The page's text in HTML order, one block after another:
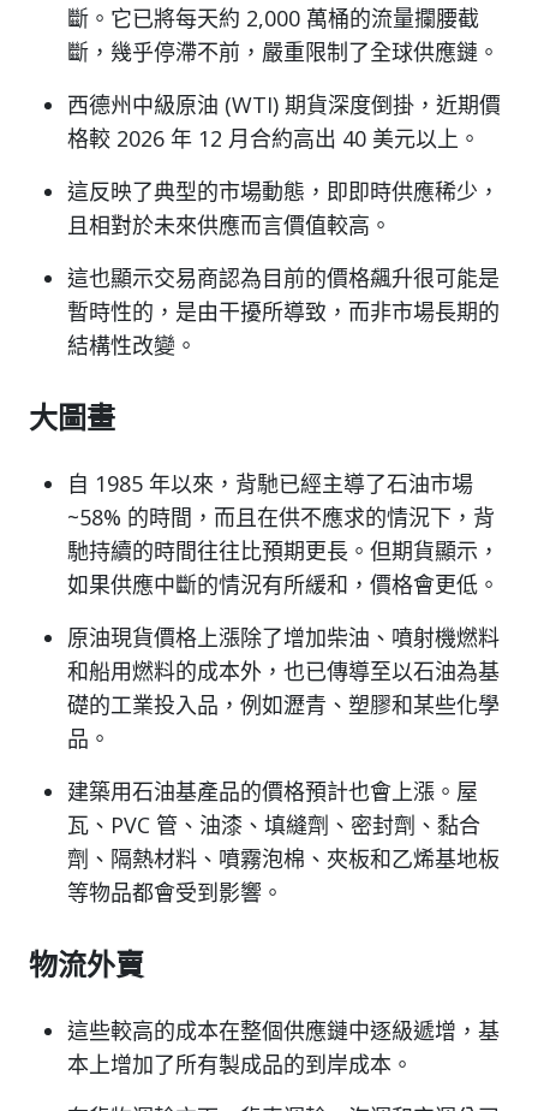
斷。它已將每天約 2,000 萬桶的流量攔腰截
斷，幾乎停滯不前，嚴重限制了全球供應鏈。
西德州中級原油 (WTI) 期貨深度倒掛，近期價
格較 2026 年 12 月合約高出 40 美元以上。
這反映了典型的市場動態，即即時供應稀少，
且相對於未來供應而言價值較高。
這也顯示交易商認為目前的價格飆升很可能是
暫時性的，是由干擾所導致，而非市場長期的
結構性改變。
大圖畫
自 1985 年以來，背馳已經主導了石油市場
~58% 的時間，而且在供不應求的情況下，背
馳持續的時間往往比預期更長。但期貨顯示，
如果供應中斷的情況有所緩和，價格會更低。
原油現貨價格上漲除了增加柴油、噴射機燃料
和船用燃料的成本外，也已傳導至以石油為基
礎的工業投入品，例如瀝青、塑膠和某些化學
品。
建築用石油基產品的價格預計也會上漲。屋
瓦、PVC 管、油漆、填縫劑、密封劑、黏合
劑、隔熱材料、噴霧泡棉、夾板和乙烯基地板
等物品都會受到影響。
物流外賣
這些較高的成本在整個供應鏈中逐級遞增，基
本上增加了所有製成品的到岸成本。